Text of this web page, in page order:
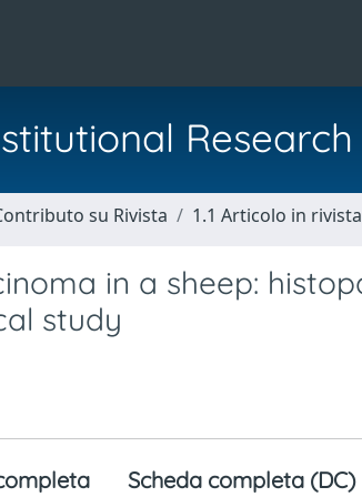
su Rivista 1.1 Articolo in rivista
in a sheep:
study
Scheda completa (DC)